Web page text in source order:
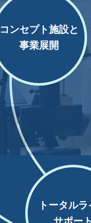
トータル
コンセプト施設と
事業展開